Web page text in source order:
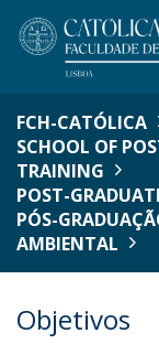
FCH-CATÓLICA
SCHOOL OF
TRAINING
POST-
PÓS-
AMBIENTAL
Objetivos